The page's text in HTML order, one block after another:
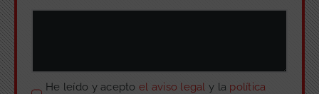
He leído y acepto el aviso legaly la política